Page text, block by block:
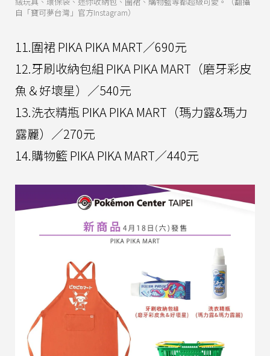
自「寶可夢台灣」官方Instagram）
11.圍裙 PIKA PIKA MART／690元
12.牙刷收納包組 PIKA PIKA MART（磨牙彩皮
魚＆好壞星）／540元
13.洗衣精瓶 PIKA PIKA MART（瑪力露&瑪力
露麗）／270元
14.購物籃 PIKA PIKA MART／440元